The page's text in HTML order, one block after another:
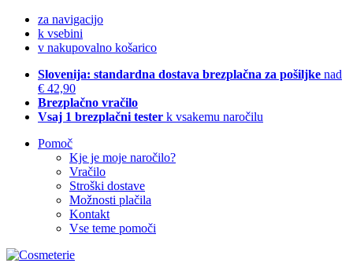
za navigacijo
k vsebini
v nakupovalno košarico
Slovenija: standardna dostava brezplačna za pošiljke nad
€ 42,90
Brezplačno vračilo
Vsaj 1 brezplačni tester k vsakemu naročilu
Pomoč
Kje je moje naročilo?
Vračilo
Stroški dostave
Možnosti plačila
Kontakt
Vse teme pomoči